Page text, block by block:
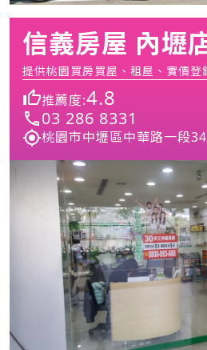
信義房屋 內壢
提供桃園買房買屋、租屋、實價登
推薦度:4.8
03 286 8331
桃園市中壢區中華路一段